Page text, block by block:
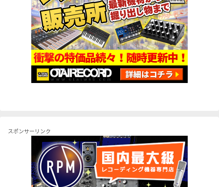
スポンサーリンク